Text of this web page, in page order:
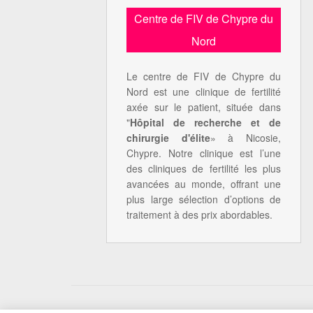
Centre de FIV de Chypre du
Nord
Le centre de FIV de Chypre du
Nord est une clinique de fertilité
axée sur le patient, située dans
"Hôpital de recherche et de
chirurgie d'élite» à Nicosie,
Chypre. Notre clinique est l’une
des cliniques de fertilité les plus
avancées au monde, offrant une
plus large sélection d’options de
traitement à des prix abordables.